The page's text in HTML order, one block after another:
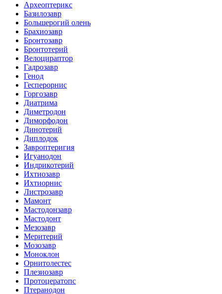
Археоптерикс
Базилозавр
Большерогий олень
Брахиозавр
Бронтозавр
Бронтотерий
Велоцираптор
Гадрозавр
Генод
Гесперорнис
Горгозавр
Диатрима
Диметродон
Диморфодон
Динотерий
Диплодок
Завроптеригия
Игуанодон
Индрикотерий
Ихтиозавр
Ихтиорнис
Листрозавр
Мамонт
Мастодонзавр
Мастодонт
Мезозавр
Меритерий
Мозозавр
Моноклон
Орнитолестес
Плезиозавр
Протоцератопс
Птеранодон